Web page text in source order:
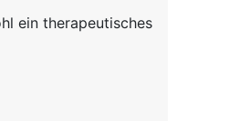
ein therapeutisches